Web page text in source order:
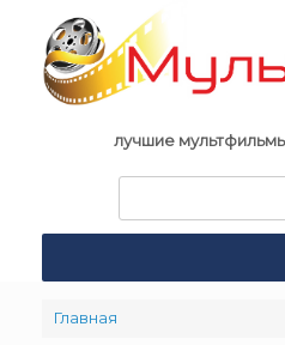
content
лучшие
поиска:
Главная